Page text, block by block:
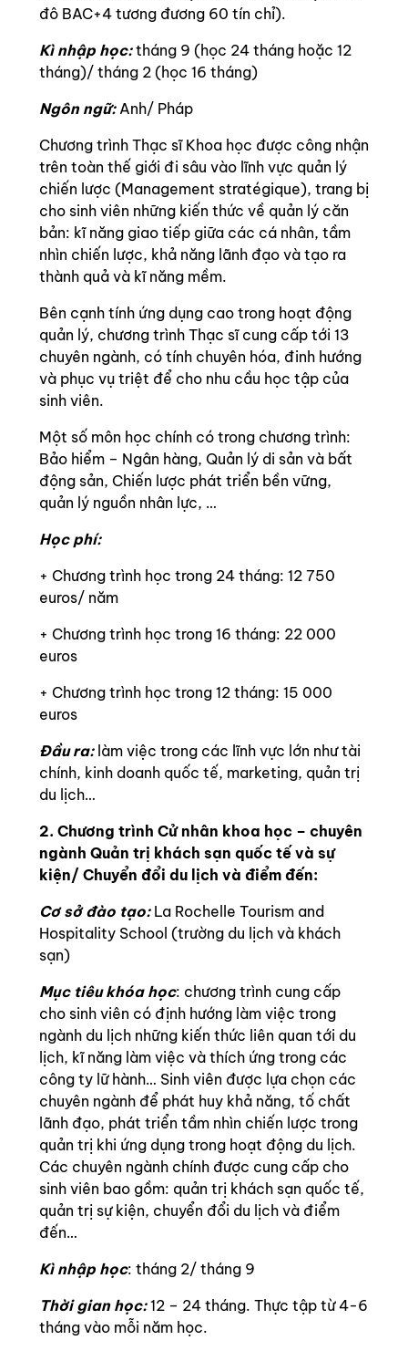
đô BAC+4 tương đương 60 tín chỉ).
Kì nhập học:tháng 9 (học 24 tháng hoặc 12
tháng)/ tháng 2 (học 16 tháng)
Ngôn ngữ:Anh/ Pháp
Chương trình Thạc sĩ Khoa học được công nhận
trên toàn thế giới đi sâu vào lĩnh vực quản lý
chiến lược (Management stratégique), trang bị
cho sinh viên những kiến thức về quản lý căn
bản: kĩ năng giao tiếp giữa các cá nhân, tầm
nhìn chiến lược, khả năng lãnh đạo và tạo ra
thành quả và kĩ năng mềm.
Bên cạnh tính ứng dụng cao trong hoạt động
quản lý, chương trình Thạc sĩ cung cấp tới 13
chuyên ngành, có tính chuyên hóa, đinh hướng
và phục vụ triệt để cho nhu cầu học tập của
sinh viên.
Một số môn học chính có trong chương trình:
Bảo hiểm – Ngân hàng, Quản lý di sản và bất
động sản, Chiến lược phát triển bền vững,
quản lý nguồn nhân lực, …
Học phí:
+ Chương trình học trong 24 tháng: 12 750
euros/ năm
+ Chương trình học trong 16 tháng: 22 000
euros
+ Chương trình học trong 12 tháng: 15 000
euros
Đầu ra:làm việc trong các lĩnh vực lớn như tài
chính, kinh doanh quốc tế, marketing, quản trị
du lịch…
2. Chương trình Cử nhân khoa học – chuyên
ngành Quản trị khách sạn quốc tế và sự
kiện/ Chuyển đổi du lịch và điểm đến:
Cơ sở đào tạo:La Rochelle Tourism and
Hospitality School (trường du lịch và khách
sạn)
Mục tiêu khóa học: chương trình cung cấp
cho sinh viên có định hướng làm việc trong
ngành du lịch những kiến thức liên quan tới du
lịch, kĩ năng làm việc và thích ứng trong các
công ty lữ hành… Sinh viên được lựa chọn các
chuyên ngành để phát huy khả năng, tố chất
lãnh đạo, phát triển tầm nhìn chiến lược trong
quản trị khi ứng dụng trong hoạt động du lịch.
Các chuyên ngành chính được cung cấp cho
sinh viên bao gồm: quản trị khách sạn quốc tế,
quản trị sự kiện, chuyển đổi du lịch và điểm
đến…
Kì nhập học: tháng 2/ tháng 9
Thời gian học:12 – 24 tháng. Thực tập từ 4-6
tháng vào mỗi năm học.